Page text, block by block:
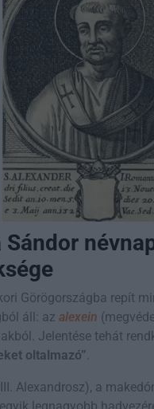
Görögországba repít
áll: az alexein
Jelentése tehát
oltalmazó”
Alexandrosz), a